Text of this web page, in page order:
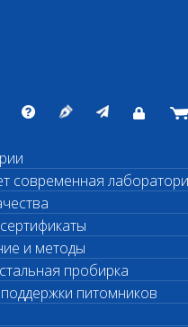
лаборатория
современная
и методы
пробирка
питомников